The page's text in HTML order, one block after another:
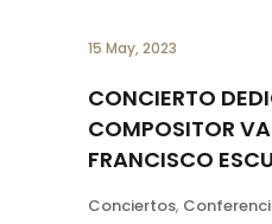
15 May, 2023
CONCIERTO
COMPOSITOR
FRANCISCO
Conciertos,